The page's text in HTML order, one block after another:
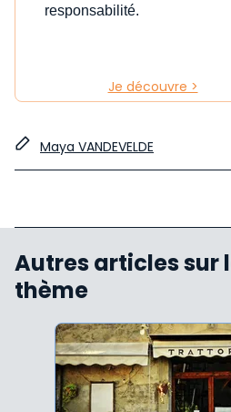
responsabilité.
Je découvre >
Maya VANDEVELDE
Autres articles sur
thème